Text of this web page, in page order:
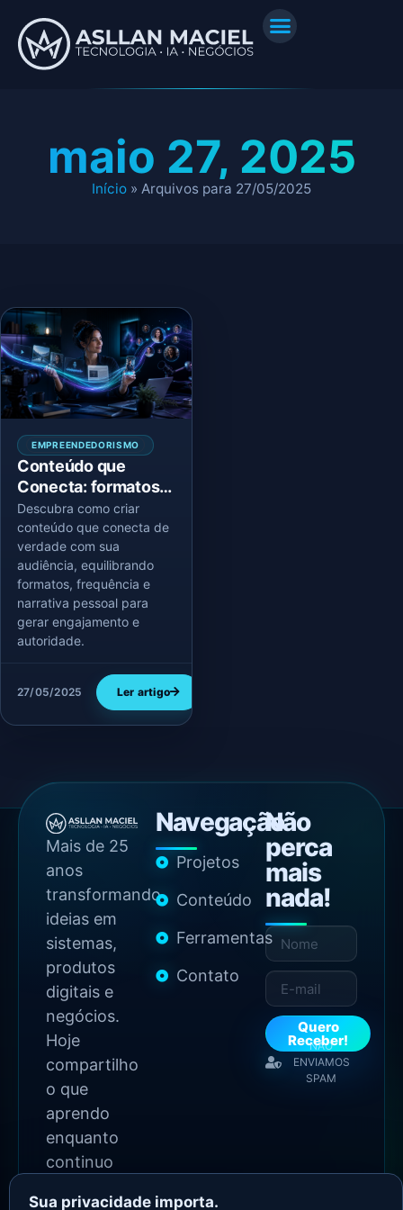
maio 27, 2025
Início » Arquivos para 27/05/2025
EMPREENDEDORISMO
Conteúdo que
Conecta: formatos,
frequência e
narrativa pessoal
Descubra como criar
conteúdo que conecta de
verdade com sua
audiência, equilibrando
formatos, frequência e
narrativa pessoal para
gerar engajamento e
autoridade.
27/05/2025 Ler artigo
Mais de 25
anos
transformando
ideias em
sistemas,
produtos
digitais e
negócios.
Hoje
compartilho
o que
aprendo
enquanto
continuo
Navegação
Projetos
Conteúdo
Ferramentas
Contato
Não
perca
mais
nada!
Quero
Receber!
NÃO
ENVIAMOS
SPAM
Sua privacidade importa.